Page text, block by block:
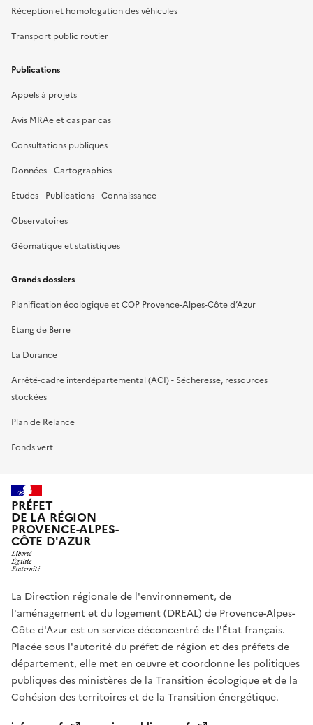
Réception et homologation des véhicules
Transport public routier
Publications
Appels à projets
Avis MRAe et cas par cas
Consultations publiques
Données - Cartographies
Etudes - Publications - Connaissance
Observatoires
Géomatique et statistiques
Grands dossiers
Planification écologique et COP Provence-Alpes-Côte d’Azur
Etang de Berre
La Durance
Arrêté-cadre interdépartemental (ACI) - Sécheresse, ressources
stockées
Plan de Relance
Fonds vert
PRÉFET
DE LA RÉGION
PROVENCE-ALPES-
CÔTE D'AZUR
La Direction régionale de l'environnement, de
l'aménagement et du logement (DREAL) de Provence-Alpes-
Côte d'Azur est un service déconcentré de l'État français.
Placée sous l'autorité du préfet de région et des préfets de
département, elle met en œuvre et coordonne les politiques
publiques des ministères de la Transition écologique et de la
Cohésion des territoires et de la Transition énergétique.